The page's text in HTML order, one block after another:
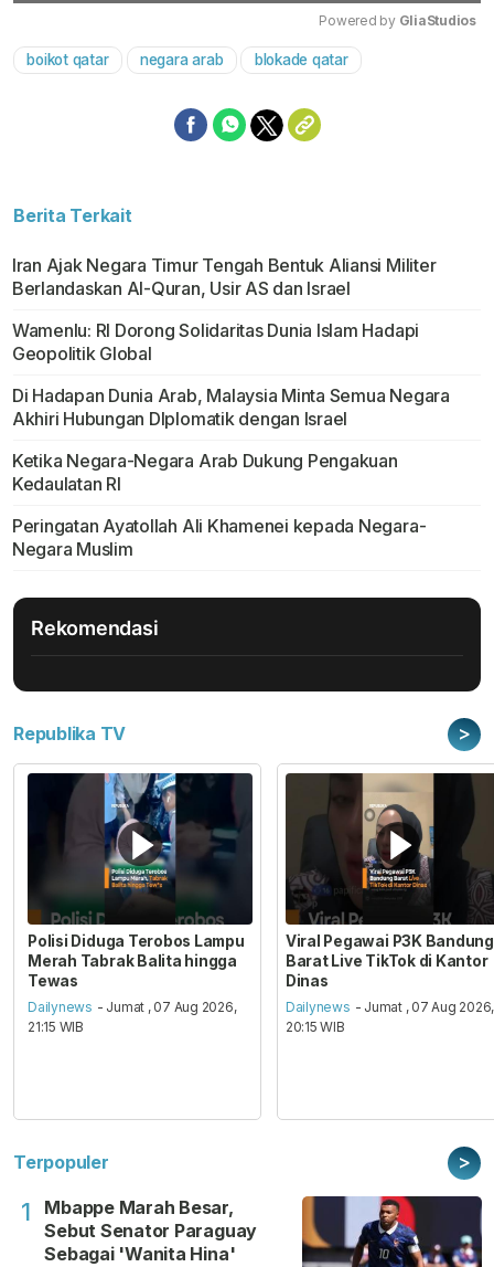
Powered by GliaStudios
boikot qatar negara arab blokade qatar
Berita Terkait
Iran Ajak Negara Timur Tengah Bentuk Aliansi Militer
Berlandaskan Al-Quran, Usir AS dan Israel
Wamenlu: RI Dorong Solidaritas Dunia Islam Hadapi
Geopolitik Global
Di Hadapan Dunia Arab, Malaysia Minta Semua Negara
Akhiri Hubungan DIplomatik dengan Israel
Ketika Negara-Negara Arab Dukung Pengakuan
Kedaulatan RI
Peringatan Ayatollah Ali Khamenei kepada Negara-
Negara Muslim
Rekomendasi
Republika TV >
Polisi Diduga Terobos Lampu
Merah Tabrak Balita hingga
Tewas
Dailynews - Jumat , 07 Aug 2026,
21:15 WIB
Viral Pegawai P3K Bandung
Barat Live TikTok di Kantor
Dinas
Dailynews - Jumat , 07 Aug 2026,
20:15 WIB
Terpopuler >
1
Mbappe Marah Besar,
Sebut Senator Paraguay
Sebagai 'Wanita Hina'